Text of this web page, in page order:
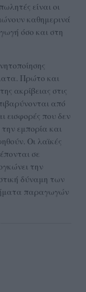
είναι οι
καθημερινά
όσο και στη
Πρώτο και
ακρίβειας στις
από
εισφορές που δεν
εμπορία και
Οι λαϊκές
σε
την
δύναμη των
παραγωγών